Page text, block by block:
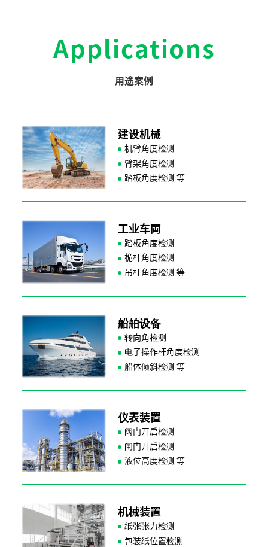
Applications
用途案例
建设机械
机臂角度检测
臂架角度检测
踏板角度检测
工业车両
踏板角度检测
桅杆角度检测
吊杆角度检测
船舶设备
转向角检测
电子操作杆角度检测
船体倾斜检测
仪表装置
阀门开启检测
闸门开启检测
液位高度检测
机械装置
纸张张力检测
包装纸位置检测